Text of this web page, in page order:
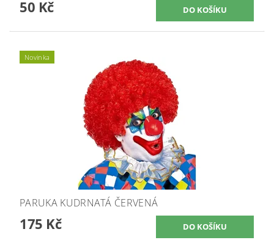
50 Kč
Novinka
PARUKA KUDRNATÁ ČERVENÁ
175 Kč